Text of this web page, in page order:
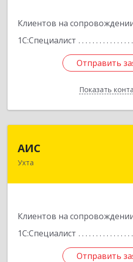
Клиентов на
1С:Специалист
Отправить
Показать
Отправить
Назад
АИС
Ухта
Клиентов на
1С:Специалист
Отправить
169310, Коми Респ, Ухта
Отправить